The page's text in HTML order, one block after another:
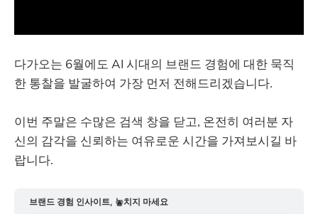
다가오는 6월에도 AI 시대의 브랜드 경험에 대한 묵직
한 통찰을 발굴하여 가장 먼저 전해드리겠습니다.
이번 주말은 수많은 검색 창을 닫고, 온전히 여러분 자
신의 감각을 신뢰하는 여유로운 시간을 가져보시길 바
랍니다.
브랜드 경험 인사이트, 놓치지 마세요